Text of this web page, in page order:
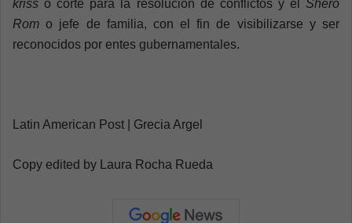
krisso corte para la resolución de conflictos y elShero
Rom o jefe de familia, con el fin de visibilizarse y ser
reconocidos por entes gubernamentales.
Latin American Post | Grecia Argel
Copy edited by Laura Rocha Rueda